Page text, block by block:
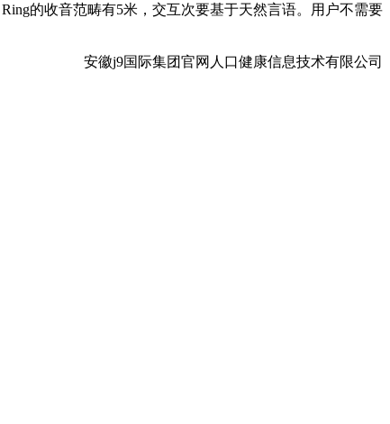
的收音范畴有5米，交互次要基于天然言语。用户不需要
安徽j9国际集团官网人口健康信息技术有限公司